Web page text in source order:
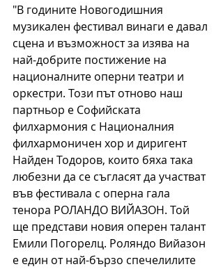
"В годините Новогодишния
музикален фестивал винаги е давал
сцена и възможност за изява на
най-добрите постижение на
националните оперни театри и
оркестри. Този път отново наш
партньор е Софийската
филхармония с Националния
филхармоничен хор и диригент
Найден Тодоров, които бяха така
любезни да се съгласят да участват
във фестивала с оперна гала
тенора РОЛАНДО ВИЙАЗОН. Той
ще представи новия оперен талант
Емили Погорелц. Роляндо Вийазон
е един от най-бързо спечелилите